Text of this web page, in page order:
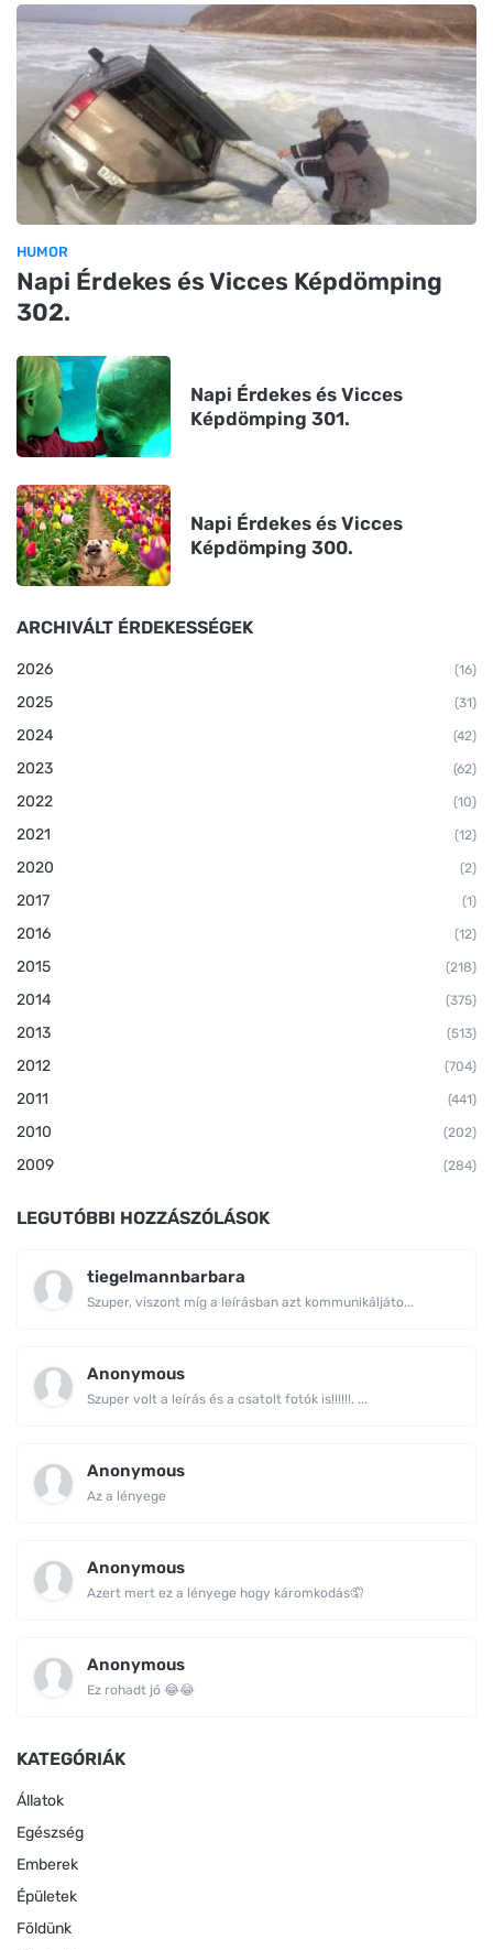
HUMOR
Napi Érdekes és Vicces Képdömping
302.
Napi Érdekes és Vicces
Képdömping 301.
Napi Érdekes és Vicces
Képdömping 300.
ARCHIVÁLT ÉRDEKESSÉGEK
2026 (16)
2025 (31)
2024 (42)
2023 (62)
2022 (10)
2021 (12)
2020 (2)
2017 (1)
2016 (12)
2015 (218)
2014 (375)
2013 (513)
2012 (704)
2011 (441)
2010 (202)
2009 (284)
LEGUTÓBBI HOZZÁSZÓLÁSOK
tiegelmannbarbara
Szuper, viszont míg a leírásban azt kommunikáljáto...
Anonymous
Szuper volt a leírás és a csatolt fotók is!!!!!!. ...
Anonymous
Az a lényege
Anonymous
Azert mert ez a lényege hogy káromkodás🤦
Anonymous
Ez rohadt jó 😂😂
KATEGÓRIÁK
Állatok
Egészség
Emberek
Épületek
Földünk